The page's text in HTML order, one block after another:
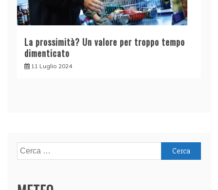
La prossimità? Un valore per troppo tempo
dimenticato
11 Luglio 2024
Ricerca
per: